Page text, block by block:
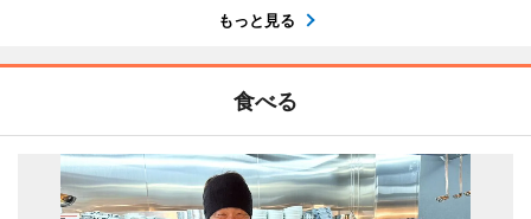
もっと見る
食べる